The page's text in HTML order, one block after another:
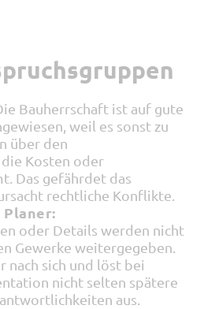
Bauherrschaft ist auf gute
weil es sonst zu
über den
Kosten oder
Das gefährdet das
rechtliche Konflikte.
oder Details werden nicht
Gewerke weitergegeben.
nach sich und löst bei
nicht selten spätere
aus.